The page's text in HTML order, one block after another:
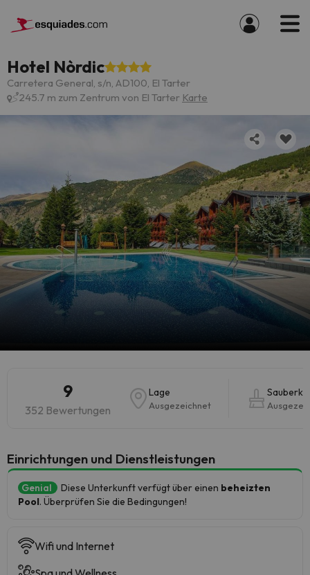
Hotel Nòrdic
Carretera General, s/n, AD100, El Tarter
245.7 m zum Zentrum von El Tarter Karte
9
352 Bewertungen
Lage
Ausgezeichnet
​Einrichtungen und Dienstleistungen
Genial Diese Unterkunft verfügt über einen beheizten
Pool. Überprüfen Sie die Bedingungen!
Wifi und Internet